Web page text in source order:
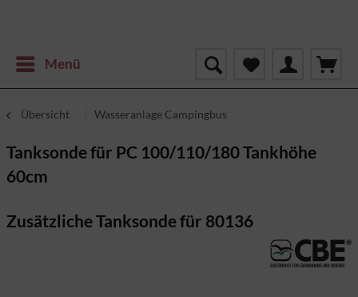
Menü
Übersicht Wasseranlage Campingbus
Tanksonde für PC 100/110/180 Tankhöhe
60cm
Zusätzliche Tanksonde für 80136